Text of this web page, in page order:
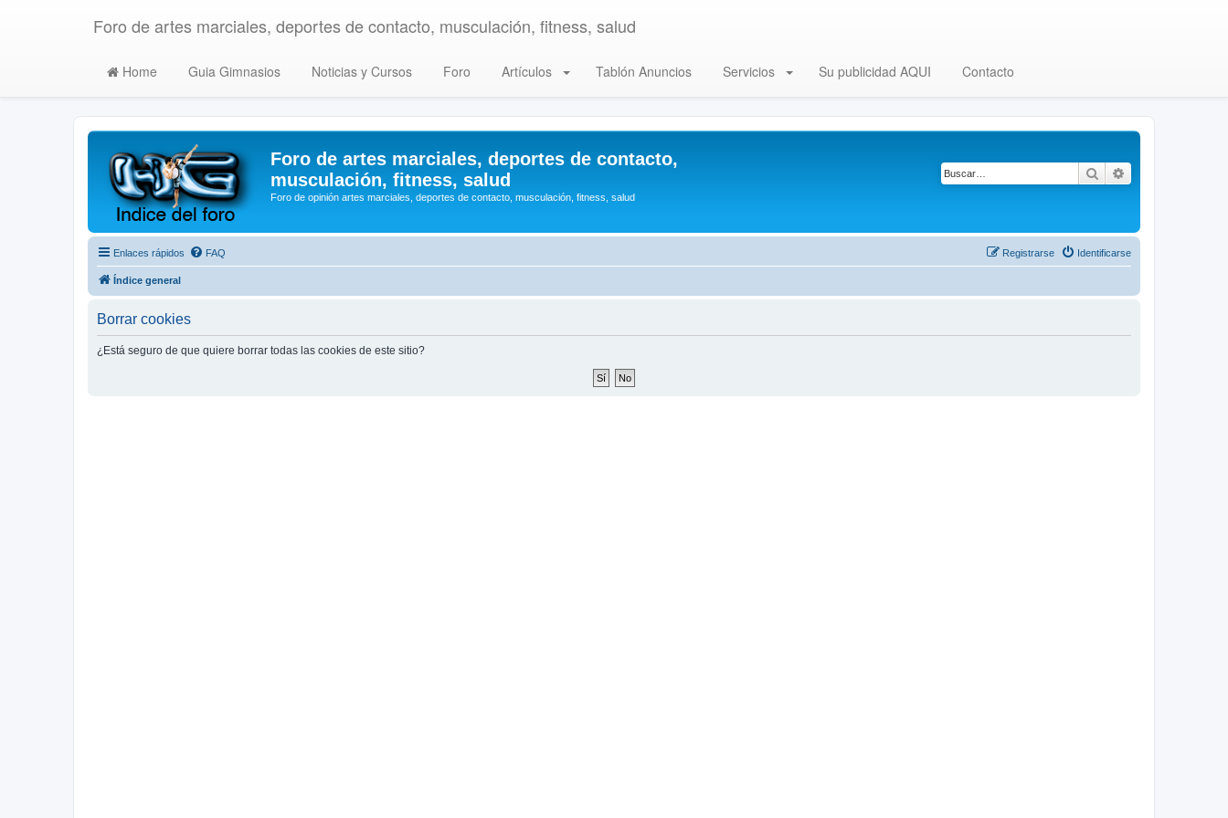
Foro de artes marciales, deportes de contacto, musculación, fitness, salud
Home Guia Gimnasios Noticias y Cursos Foro Artículos Tablón Anuncios Servicios Su publicidad AQUI Contacto
Foro de artes marciales, deportes de contacto,
musculación, fitness, salud
Foro de opinión artes marciales, deportes de contacto, musculación, fitness, salud
Buscar
Enlaces rápidos FAQ Identificarse
Registrarse
Índice general
Borrar cookies
¿Está seguro de que quiere borrar todas las cookies de este sitio?